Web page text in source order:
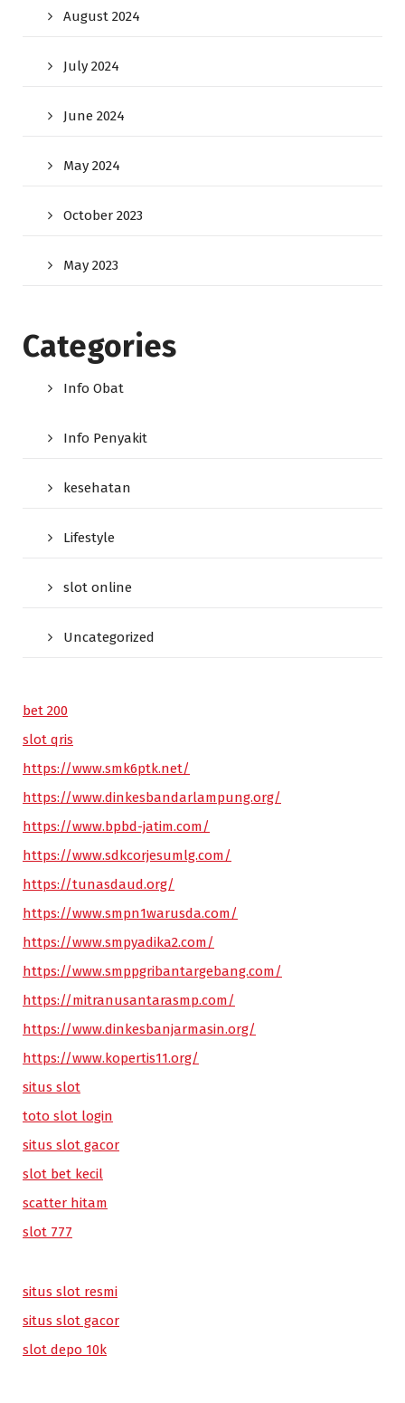
August 2024
July 2024
June 2024
May 2024
October 2023
May 2023
Categories
Info Obat
Info Penyakit
kesehatan
Lifestyle
slot online
Uncategorized
bet 200
slot qris
https://www.smk6ptk.net/
https://www.dinkesbandarlampung.org/
https://www.bpbd-jatim.com/
https://www.sdkcorjesumlg.com/
https://tunasdaud.org/
https://www.smpn1warusda.com/
https://www.smpyadika2.com/
https://www.smppgribantargebang.com/
https://mitranusantarasmp.com/
https://www.dinkesbanjarmasin.org/
https://www.kopertis11.org/
situs slot
toto slot login
situs slot gacor
slot bet kecil
scatter hitam
slot 777
situs slot resmi
situs slot gacor
slot depo 10k